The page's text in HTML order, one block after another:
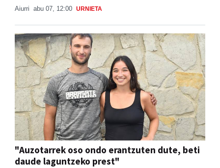
Aiurri abu 07, 12:00 URNIETA
"Auzotarrek oso ondo erantzuten dute, beti
daude laguntzeko prest"